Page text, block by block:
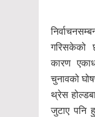
गरिसकेको
कारण
चुनावको
थ्रेस
जुटाए पनि